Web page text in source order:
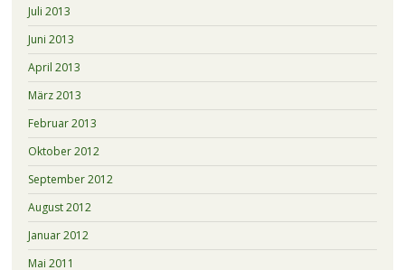
Juli 2013
Juni 2013
April 2013
März 2013
Februar 2013
Oktober 2012
September 2012
August 2012
Januar 2012
Mai 2011